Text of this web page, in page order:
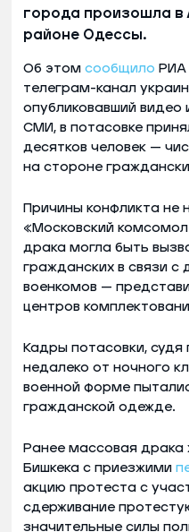
города произошла в
районе Одессы.
Об этом сообщило РИА
телеграм-канал
опубликовавший
СМИ, в потасовке
десятков человек —
на стороне
Причины конфликта не
«Московский
драка могла быть
гражданских в связи с
военкомов —
центров
Кадры потасовки,
недалеко от ночного
военной форме
гражданской одежде.
Ранее массовая драка
Бишкека с приезжими
акцию протеста с
сдерживание
значительные силы